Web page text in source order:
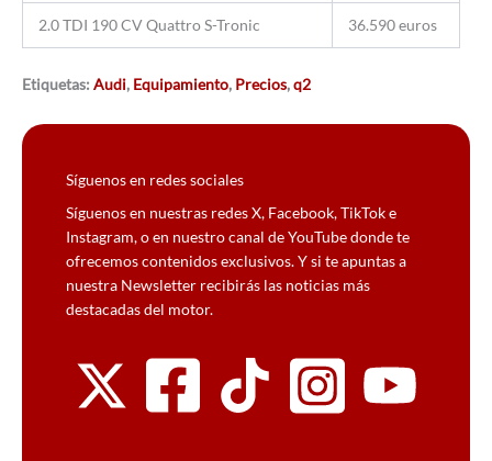
2.0 TDI 190 CV Quattro S-Tronic 36.590 euros
Etiquetas: Audi, Equipamiento, Precios,q2
Síguenos en redes sociales
Síguenos en nuestras redes X, Facebook, TikTok e
Instagram, o en nuestro canal de YouTube donde te
ofrecemos contenidos exclusivos. Y si te apuntas a
nuestra Newsletter recibirás las noticias más
destacadas del motor.